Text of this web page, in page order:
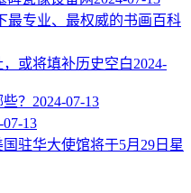
最专业、最权威的书画百科
或将填补历史空白2024-
？ 2024-07-13
07-13
驻华大使馆将于5月29日星